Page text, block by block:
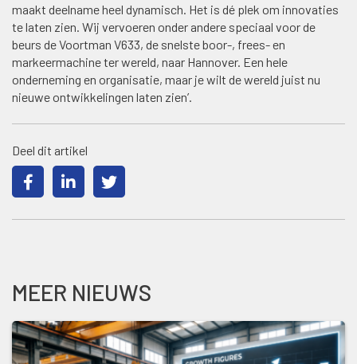
maakt deelname heel dynamisch. Het is dé plek om innovaties
te laten zien. Wij vervoeren onder andere speciaal voor de
beurs de Voortman V633, de snelste boor-, frees- en
markeermachine ter wereld, naar Hannover. Een hele
onderneming en organisatie, maar je wilt de wereld juist nu
nieuwe ontwikkelingen laten zien’.
Deel dit artikel
MEER NIEUWS